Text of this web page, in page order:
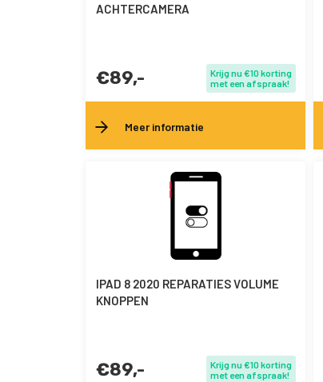
ACHTERCAMERA
€89,-
Krijg nu €10 korting
met een afspraak!
Meer informatie
IPAD 8 2020 REPARATIES VOLUME
KNOPPEN
€89,-
Krijg nu €10 korting
met een afspraak!